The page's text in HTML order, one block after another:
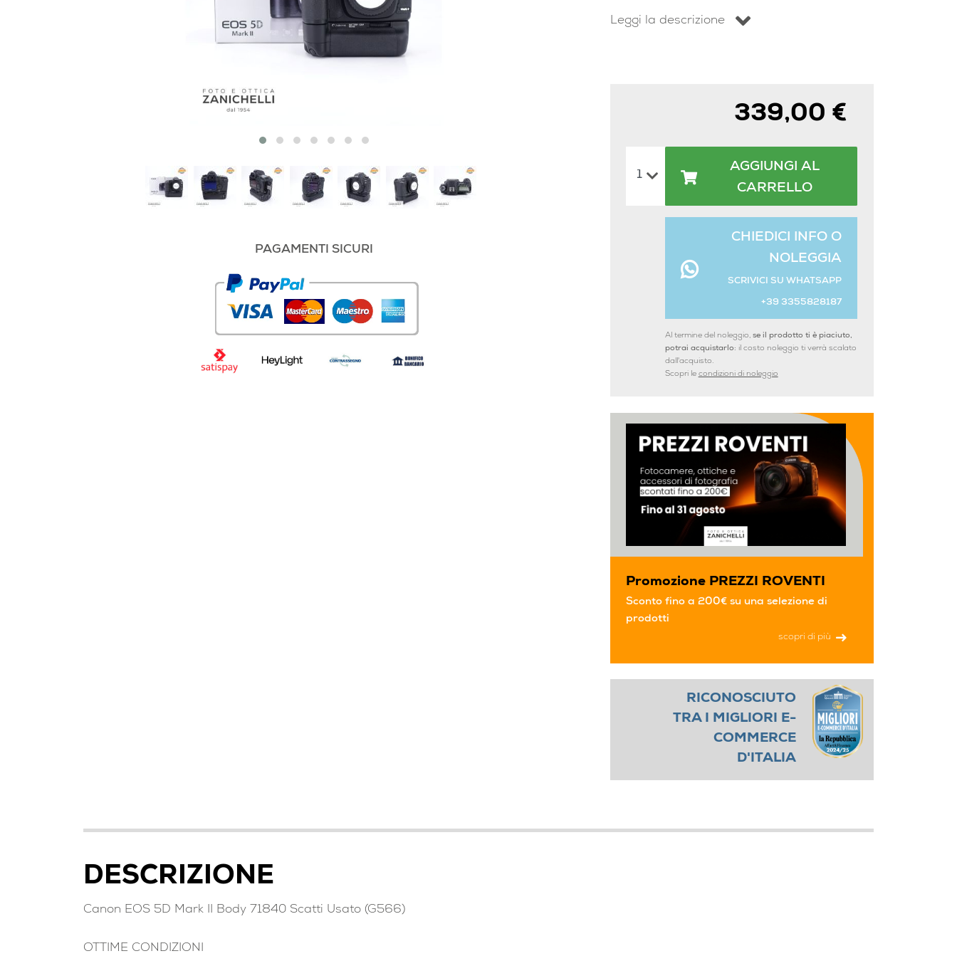
PAGAMENTI SICURI
Leggi la descrizione
339,00 €
AGGIUNGI AL
CARRELLO
CHIEDICI INFO O
NOLEGGIA
SCRIVICI SU WHATSAPP
+39 3355828187
Al termine del noleggio, se il prodotto ti è piaciuto,
potrai acquistarlo: il costo noleggio ti verrà scalato
dall'acquisto.
Scopri le condizioni di noleggio
Promozione PREZZI ROVENTI
Sconto fino a 200€ su una selezione di
prodotti
scopri di più
RICONOSCIUTO
TRA I MIGLIORI E-
COMMERCE
D'ITALIA
DESCRIZIONE
Canon EOS 5D Mark II Body 71840 Scatti Usato (G566)
OTTIME CONDIZIONI